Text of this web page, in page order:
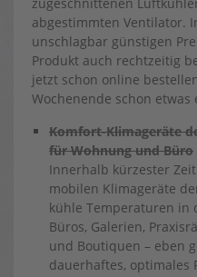
abgestimmten Ventilator.
unschlagbar günstigen
Produkt auch rechtzeitig
jetzt schon online
Wochenende schon
Komfort-Klimageräte
für Wohnung und Büro
Innerhalb kürzester
mobilen Klimageräte
kühle Temperaturen in
Büros, Galerien,
und Boutiquen – eben
dauerhaftes, optimales